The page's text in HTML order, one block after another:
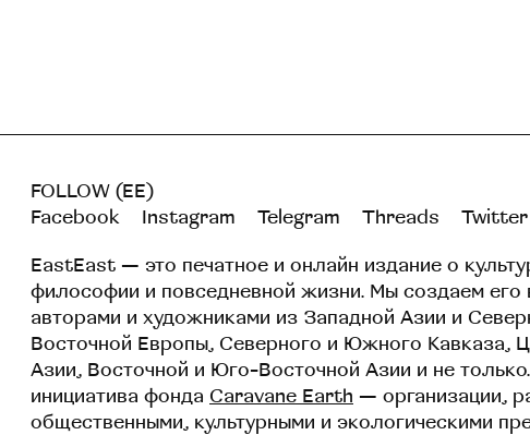
FOLLOW (EE)
Facebook
Instagram Telegram Threads Twitter
EastEast — это печатное и онлайн издание о
философии и повседневной жизни. Мы создаем его
авторами и художниками из Западной Азии и
Восточной Европы, Северного и Южного Кавказа,
Азии, Восточной и Юго-Восточной Азии и не
инициатива фонда Caravane Earth — организации,
общественными, культурными и экологическими